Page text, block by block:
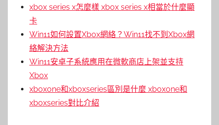
xbox series x怎麼樣 xbox series x相當於什麼顯
卡
Win11如何設置Xbox網絡？Win11找不到Xbox網
絡解決方法
Win11安卓子系統應用在微軟商店上架並支持
Xbox
xboxone和xboxseries區別是什麼 xboxone和
xboxseries對比介紹